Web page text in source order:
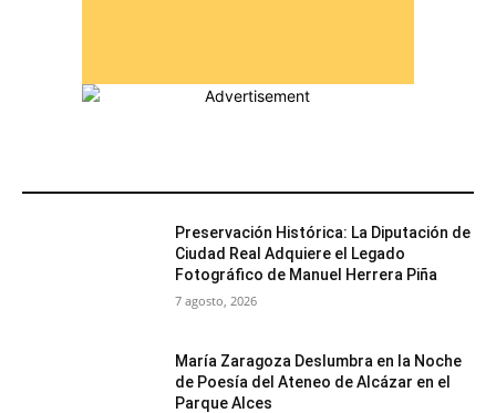
Preservación Histórica: La Diputación de
Ciudad Real Adquiere el Legado
Fotográfico de Manuel Herrera Piña
7 agosto, 2026
María Zaragoza Deslumbra en la Noche
de Poesía del Ateneo de Alcázar en el
Parque Alces